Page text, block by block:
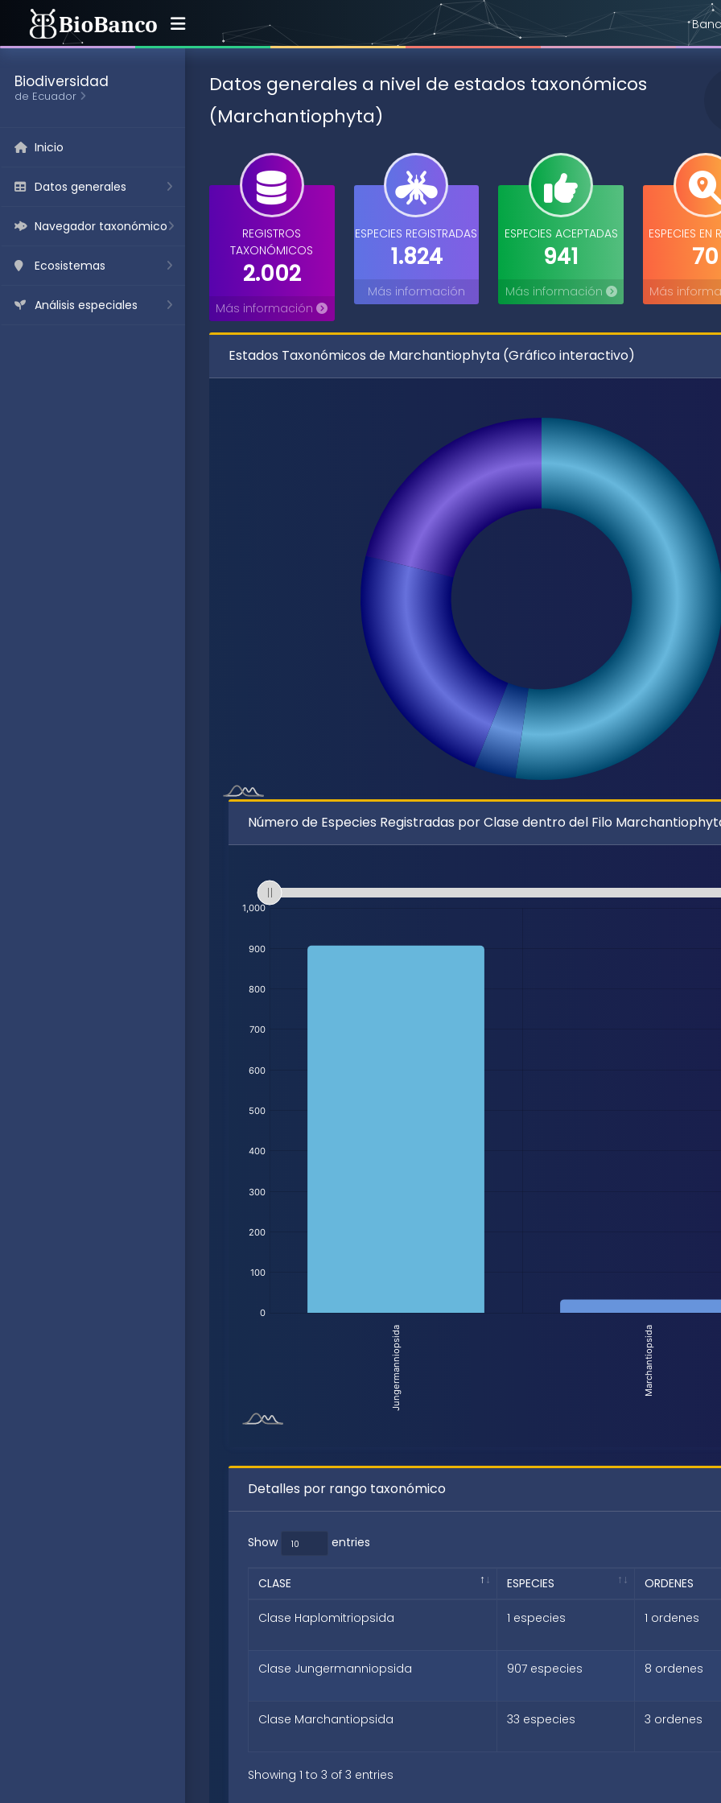
Biodiversidad
de Ecuador
Inicio
Datos generales
Navegador taxonómico
Ecosistemas
Análisis especiales
Datos generales a nivel de estados taxonómicos
(Marchantiophyta)
REGISTROS
TAXONÓMICOS
2.002
Más información
ESPECIES REGISTRADAS
1.824
Más información
ESPECIES ACEPTADAS
941
Más información
ESPECIES EN
70
Más
Estados Taxonómicos de Marchantiophyta (Gráfico interactivo)
Número de Especies Registradas por Clase dentro del Filo
Detalles por rango taxonómico
Show entries
CLASE ESPECIES ORDENES
Clase Haplomitriopsida 1 especies 1 ordenes
Clase Jungermanniopsida 907 especies 8 ordenes
Clase Marchantiopsida 33 especies 3 ordenes
Showing 1 to 3 of 3 entries